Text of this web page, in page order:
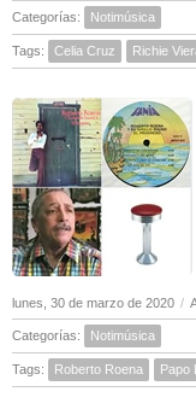
Categorías: Notimúsica
Tags: Celia Cruz Richie
lunes, 30 de marzo de 2020 /
Categorías: Notimúsica
Tags: Roberto Roena Papo